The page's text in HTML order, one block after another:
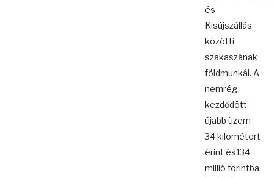
és
Kisújszállás
közötti
szakaszának
földmunkái. A
nemrég
kezdődött
újabb üzem
34 kilométert
érint és134
millió forintba